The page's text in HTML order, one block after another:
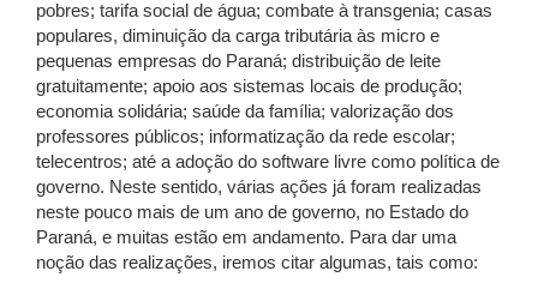
pobres; tarifa social de água; combate à transgenia; casas
populares, diminuição da carga tributária às micro e
pequenas empresas do Paraná; distribuição de leite
gratuitamente; apoio aos sistemas locais de produção;
economia solidária; saúde da família; valorização dos
professores públicos; informatização da rede escolar;
telecentros; até a adoção do software livre como política de
governo. Neste sentido, várias ações já foram realizadas
neste pouco mais de um ano de governo, no Estado do
Paraná, e muitas estão em andamento. Para dar uma
noção das realizações, iremos citar algumas, tais como: